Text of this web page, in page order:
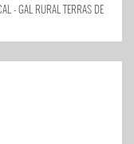
- GAL RURAL TERRAS DE